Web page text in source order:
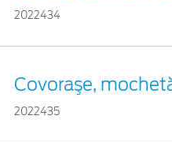
2022434
Covoraşe,
2022435